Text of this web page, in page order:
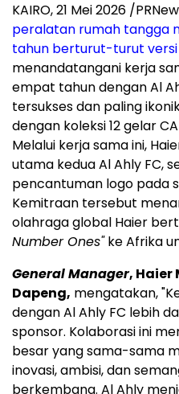
KAIRO, 21 Mei 2026 /
peralatan rumah tangga
tahun berturut-turut
menandatangani kerja
empat tahun dengan Al
tersukses dan paling
dengan koleksi 12 gelar
Melalui kerja sama ini,
utama kedua Al Ahly FC,
pencantuman logo pada
Kemitraan tersebut
olahraga global Haier
Number Ones"ke Afrika
General Manager, Haier
Dapeng, mengatakan,
dengan Al Ahly FC lebih
sponsor. Kolaborasi ini
besar yang sama-sama
inovasi, ambisi, dan
berkembang. Al Ahly